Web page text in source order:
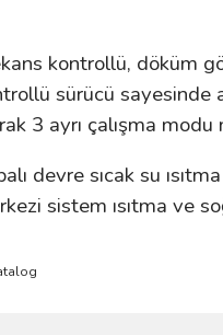
kontrollü, döküm
sürücü sayesinde
3 ayrı çalışma
devre sıcak su
sistem ısıtma ve